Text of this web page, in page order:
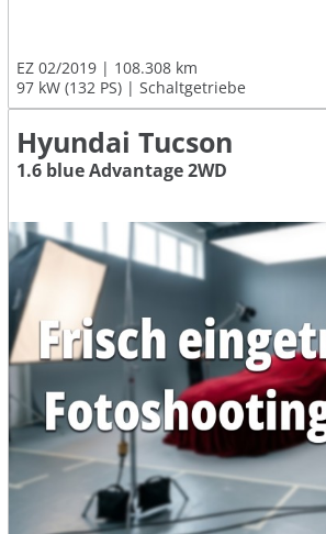
EZ 02/2019
108.308 km
97 kW (132 PS)
Schaltgetriebe
Hyundai Tucson
1.6 blue Advantage 2WD